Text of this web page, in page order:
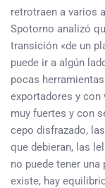
retrotraen a varios
Spotorno analizó
transición «de un
puede ir a algún
pocas
exportadores y con
muy fuertes y con
cepo disfrazado,
que debieran, las
no puede tener
existe, hay